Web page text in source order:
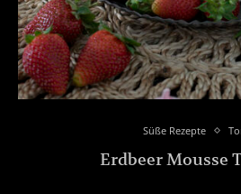
Süße Rezepte
Erdbeer Mousse